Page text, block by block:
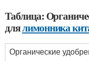
Таблица:
длялимонника
Органические